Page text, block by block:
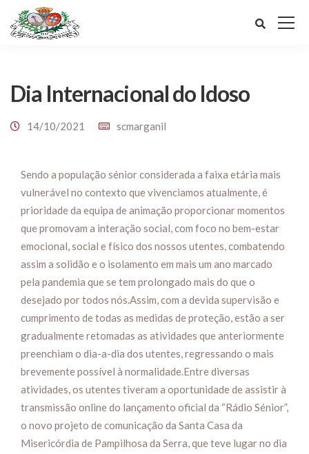
Dia Internacional do Idoso
14/10/2021 scmarganil
Sendo a população sénior considerada a faixa etária mais
vulnerável no contexto que vivenciamos atualmente, é
prioridade da equipa de animação proporcionar momentos
que promovam a interação social, com foco no bem-estar
emocional, social e físico dos nossos utentes, combatendo
assim a solidão e o isolamento em mais um ano marcado
pela pandemia que se tem prolongado mais do que o
desejado por todos nós.Assim, com a devida supervisão e
cumprimento de todas as medidas de proteção, estão a ser
gradualmente retomadas as atividades que anteriormente
preenchiam o dia-a-dia dos utentes, regressando o mais
brevemente possível à normalidade.Entre diversas
atividades, os utentes tiveram a oportunidade de assistir à
transmissão online do lançamento oficial da “Rádio Sénior”,
o novo projeto de comunicação da Santa Casa da
Misericórdia de Pampilhosa da Serra, que teve lugar no dia